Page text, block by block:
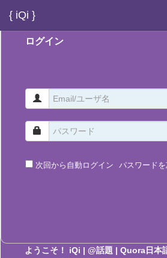
{ iQi }
ログイン
次回から自動ログイン パスワード
ようこそ！ iQi | @話題 | Quora日本